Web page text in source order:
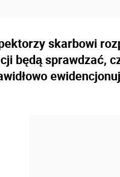
skarbowi
będą sprawdzać,